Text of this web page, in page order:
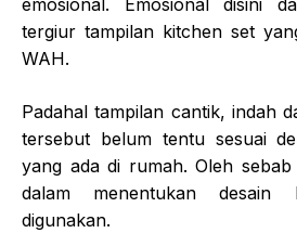
emosional. Emosional disini
tergiur tampilan kitchen set
WAH.
Padahal tampilan cantik, indah
tersebut belum tentu sesuai
yang ada di rumah. Oleh
dalam menentukan
digunakan.